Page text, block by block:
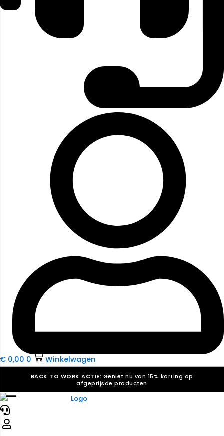
€ 0,00 0 Winkelwagen
BACK TO WORK ACTIE: Geniet nu van 15% korting op
afgeprijsde producten
Verkiezingsdrukwerk nodig? Maak indruk, win stemmen.
☰